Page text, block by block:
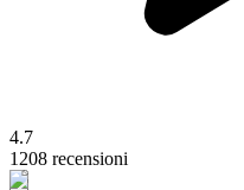
4.7
1208 recensioni